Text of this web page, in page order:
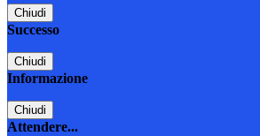
Chiudi
Successo
Chiudi
Informazione
Chiudi
Attendere...